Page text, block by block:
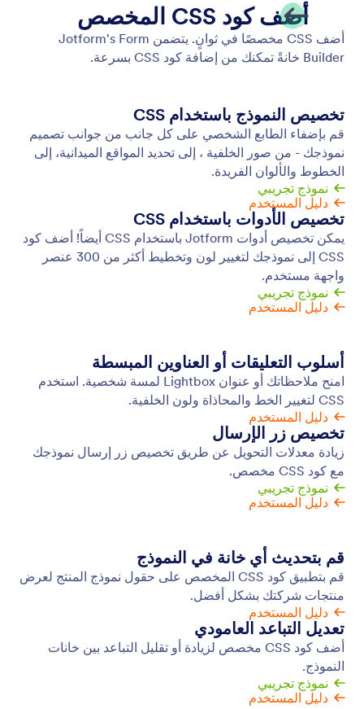
انطباع أول جيد. اجعل نماذجك أونلاين مميزة باستخدام
ثيمات النماذج الجاهزة التي ستمنح نماذجك مظهرًا فريدًا
بنقرة واحدة فقط!
مصمم النموذج
وأضف كود CSS وغيّر عناصر التصميم الأخرى.
خلفية النموذج
امنح نماذجك لمسة شخصية عن طريق تغيير خلفية
النموذج. أضف صورتك أو مقطع الفيديو الخاص بك، واختر
لونًا جديدًا أو مستوى شفافية جديدًا، وقم بتخصيص العناصر
الأخرى ببضع نقرات باستخدام مصمم نماذج السحب